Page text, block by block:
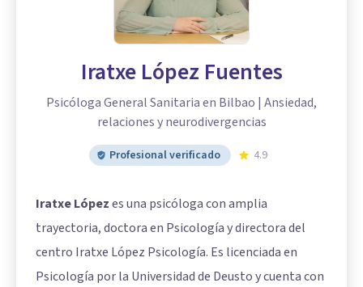
Iratxe López Fuentes
Psicóloga General Sanitaria en Bilbao | Ansiedad,
relaciones y neurodivergencias
Profesional verificado 4.9
Iratxe Lópezes una psicóloga con amplia
trayectoria, doctora en Psicología y directora del
centro Iratxe López Psicología. Es licenciada en
Psicología por la Universidad de Deusto y cuenta con